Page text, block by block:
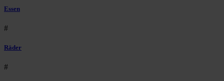
Essen
#
Räder
#